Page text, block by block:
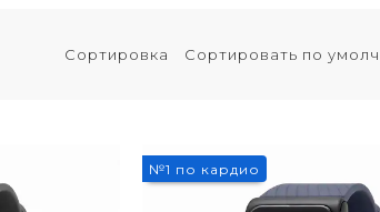
Сортировка
№1 по кардио